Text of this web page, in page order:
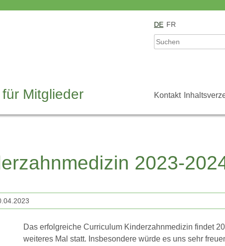
DE FR
Kontakt
für Mitglieder
2023-
Das erfolgreiche Curriculum Kinderzahnmedizin findet
weiteres Mal statt. Insbesondere würde es uns sehr